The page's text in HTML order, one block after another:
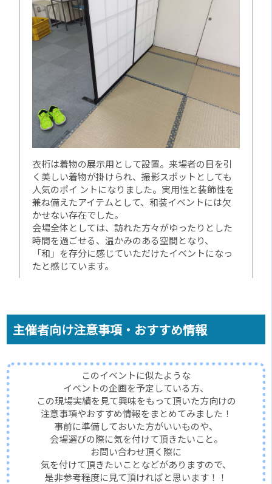
衣桁は着物の展示用として設置。来場者の目を引
く美しい着物が掛けられ、撮影スポットとしても
人気のポイ ントになりました。実用性と装飾性を
兼ね備えたアイテムとして、和装イベントには欠
かせない存在でした。
会場全体としては、訪れた方々がゆったりとした
時間を過ごせる、温かみのある空間となり、
「和」を存分に感じていただけたイベントになっ
たと感じています。
主催者向け注意事項・おすすめ情報
このイベントに似たような
イベントの企画を予定している方、
この現場実績を見て興味をもって頂いた方向けの
注意事項やおすすめ情報をまとめてみました！
事前に準備しておいた方がいいものや、
会場選びの際に気を付けて頂きたいこと。
お問い合わせ頂く際に
気を付けて頂きたいことなどがありますので、
是非参考程度に見て頂ければと思います！！